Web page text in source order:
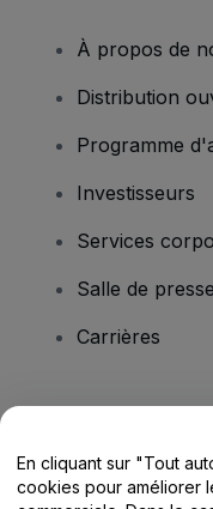
À propos de
Distribution
Programme
Investisseurs
Services
Salle de presse
Carrières
Centre
En cliquant sur "Tout
cookies pour améliorer